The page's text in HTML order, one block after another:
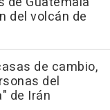
del volcán de
de cambio,
del
de Irán